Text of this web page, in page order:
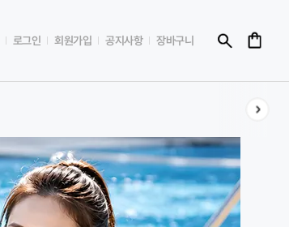
로그인 회원가입 공지사항 장바구니